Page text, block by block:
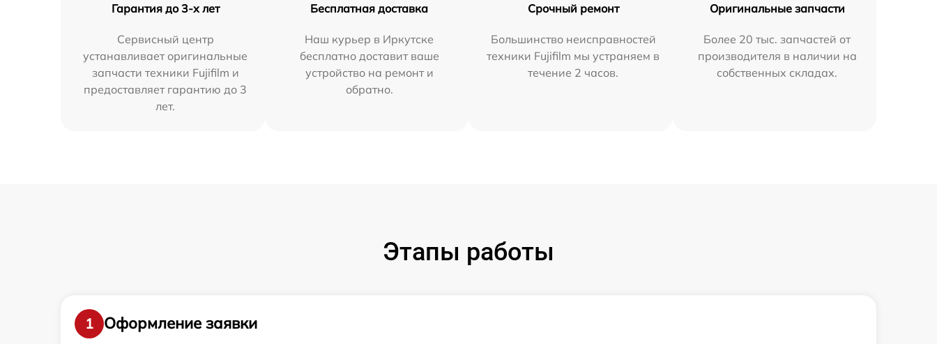
Гарантия до 3-х лет
Сервисный центр
устанавливает оригинальные
запчасти техники Fujifilm и
предоставляет гарантию до 3
лет.
Бесплатная доставка
Наш курьер в Иркутске
бесплатно доставит ваше
устройство на ремонт и
обратно.
Срочный ремонт
Большинство неисправностей
техники Fujifilm мы устраняем в
течение 2 часов.
Оригинальные запчасти
Более 20 тыс. запчастей от
производителя в наличии на
собственных складах.
Этапы работы
1
Оформление заявки